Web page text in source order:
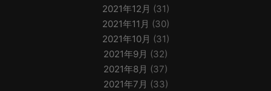
2021年12月 (31)
2021年11月 (30)
2021年10月 (31)
2021年9月 (32)
2021年8月 (37)
2021年7月 (33)